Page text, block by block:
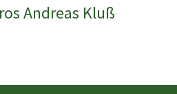
Andreas Kluß